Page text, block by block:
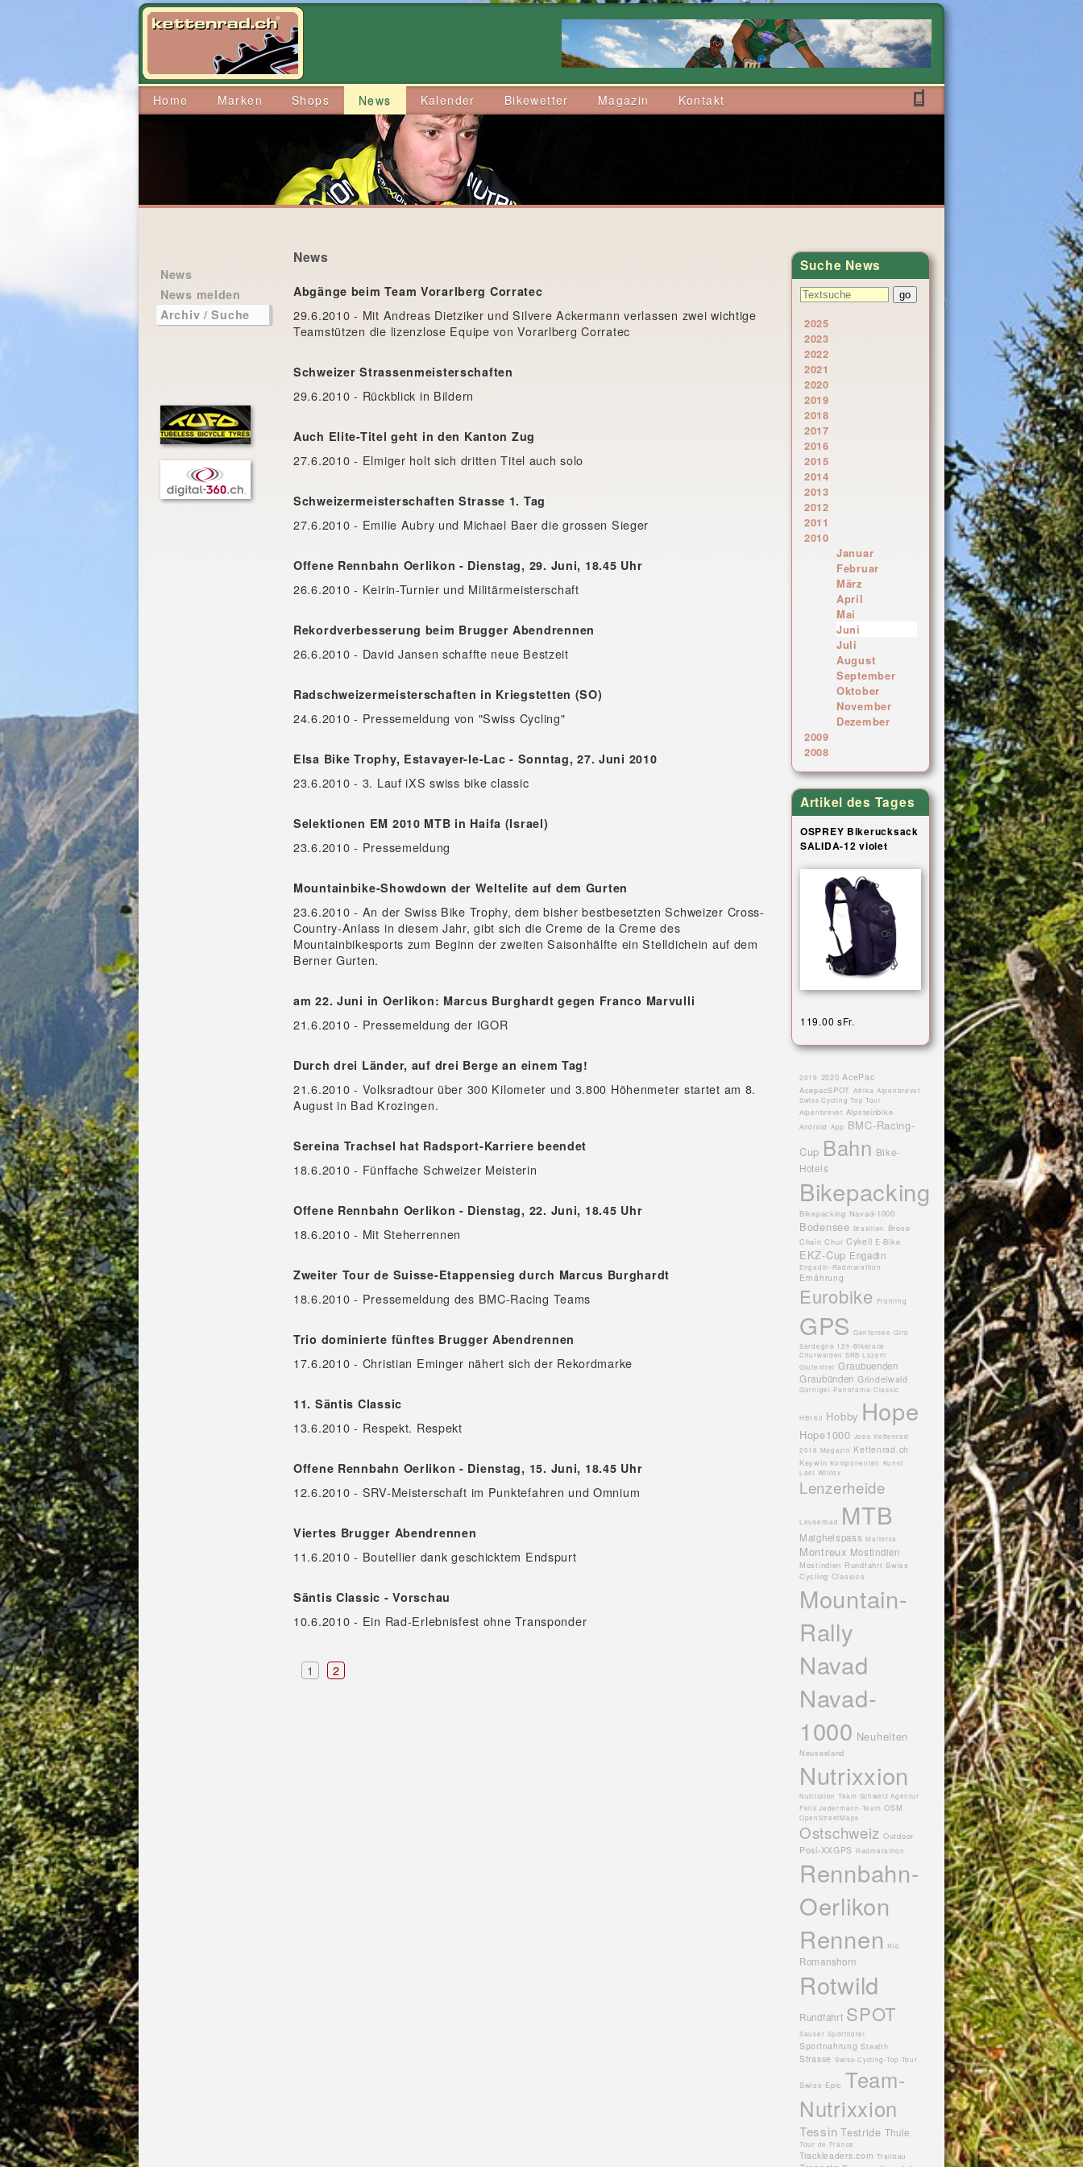
Home Marken Shops News Kalender Bikewetter Magazin Kontakt
News
News melden
Archiv / Suche
News
Abgänge beim Team Vorarlberg Corratec
29.6.2010 - Mit Andreas Dietziker und Silvere Ackermann verlassen zwei wichtige
Teamstützen die lizenzlose Equipe von Vorarlberg Corratec
Schweizer Strassenmeisterschaften
29.6.2010 - Rückblick in Bildern
Auch Elite-Titel geht in den Kanton Zug
27.6.2010 - Elmiger holt sich dritten Titel auch solo
Schweizermeisterschaften Strasse 1. Tag
27.6.2010 - Emilie Aubry und Michael Baer die grossen Sieger
Offene Rennbahn Oerlikon - Dienstag, 29. Juni, 18.45 Uhr
26.6.2010 - Keirin-Turnier und Militärmeisterschaft
Rekordverbesserung beim Brugger Abendrennen
26.6.2010 - David Jansen schaffte neue Bestzeit
Radschweizermeisterschaften in Kriegstetten (SO)
24.6.2010 - Pressemeldung von "Swiss Cycling"
Elsa Bike Trophy, Estavayer-le-Lac - Sonntag, 27. Juni 2010
23.6.2010 - 3. Lauf iXS swiss bike classic
Selektionen EM 2010 MTB in Haifa (Israel)
23.6.2010 - Pressemeldung
Mountainbike-Showdown der Weltelite auf dem Gurten
23.6.2010 - An der Swiss Bike Trophy, dem bisher bestbesetzten Schweizer Cross-
Country-Anlass in diesem Jahr, gibt sich die Creme de la Creme des
Mountainbikesports zum Beginn der zweiten Saisonhälfte ein Stelldichein auf dem
Berner Gurten.
am 22. Juni in Oerlikon: Marcus Burghardt gegen Franco Marvulli
21.6.2010 - Pressemeldung der IGOR
Durch drei Länder, auf drei Berge an einem Tag!
21.6.2010 - Volksradtour über 300 Kilometer und 3.800 Höhenmeter startet am 8.
August in Bad Krozingen.
Sereina Trachsel hat Radsport-Karriere beendet
18.6.2010 - Fünffache Schweizer Meisterin
Offene Rennbahn Oerlikon - Dienstag, 22. Juni, 18.45 Uhr
18.6.2010 - Mit Steherrennen
Zweiter Tour de Suisse-Etappensieg durch Marcus Burghardt
18.6.2010 - Pressemeldung des BMC-Racing Teams
Trio dominierte fünftes Brugger Abendrennen
17.6.2010 - Christian Eminger nähert sich der Rekordmarke
11. Säntis Classic
13.6.2010 - Respekt. Respekt
Offene Rennbahn Oerlikon - Dienstag, 15. Juni, 18.45 Uhr
12.6.2010 - SRV-Meisterschaft im Punktefahren und Omnium
Viertes Brugger Abendrennen
11.6.2010 - Boutellier dank geschicktem Endspurt
Säntis Classic - Vorschau
10.6.2010 - Ein Rad-Erlebnisfest ohne Transponder
1 2
Suche News
2025
2023
2022
2021
2020
2019
2018
2017
2016
2015
2014
2013
2012
2011
2010
Januar
Februar
März
April
Mai
Juni
Juli
August
September
Oktober
November
Dezember
2009
2008
Artikel des Tages
OSPREY Bikerucksack
SALIDA-12 violet
119.00 sFr.
2019 2020 AcePac
AcepacSPOT Afrika Alpenbrevet
Swiss Cycling Top Tour
Alpenbrevet Alpsteinbike
Android App
BMC-Racing-
Cup Bahn Bike-
Hotels
Bikepacking
Bikepacking Navad-1000
Bodensee Brasilien
Brose
Chain Chur Cykell E-Bike
EKZ-Cup Engadin
Engadin-Radmarathon
Ernährung
Eurobike Frühling
GPS Genfersee Giro
Sardegna 12h-Bikerace
Churwalden SRB Luzern
Glutenfrei Graubuenden
Graubünden Grindelwald
Gurnigel-Panorama-Classic
HB160 Hobby Hope
Hope1000 Joes Kettenrad
2018 Magazin Kettenrad.ch
Keywin Komponenten Kunst
Lael Wilcox
Lenzerheide
Leukerbad MTB
Maighelspass Mallorca
Montreux Mostindien
Mostindien Rundfahrt Swiss
Cycling Classics
Mountain-
Rally
Navad
Navad-
1000 Neuheiten
Neuseeland
Nutrixxion
Nutrixxion Team Schweiz Agentur
Felix Jedermann-Team OSM
OpenStreetMaps
Ostschweiz Outdoor
Posi-XXGPS Radmarathon
Rennbahn-
Oerlikon
Rennen
Rio
Romanshorn
Rotwild
Rundfahrt SPOT
Sauser Sporthotel
Sportnahrung Stealth
Strasse Swiss-Cycling-Top-Tour
Swiss-Epic Team-
Nutrixxion
Tessin Testride Thule
Tour de France
Trackleaders.com Trailbau